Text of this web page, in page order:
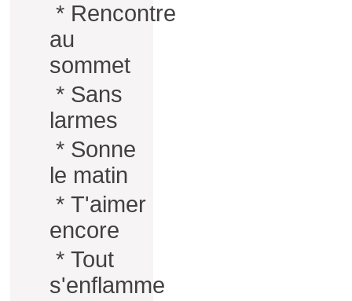
* Rencontre
au
sommet
* Sans
larmes
* Sonne
le matin
* T'aimer
encore
* Tout
s'enflamme